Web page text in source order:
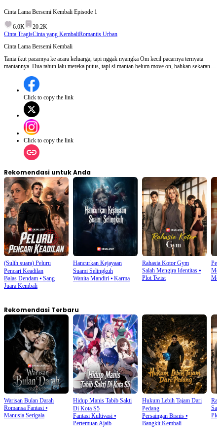
Cinta Lama Bersemi Kembali Episode 1
6.0K
20.2K
Cinta TragisCinta yang KembaliRomantis Urban
Cinta Lama Bersemi Kembali
Tania ikut pacarnya ke acara keluarga, tapi nggak nyangka Om kecil pacarnya ternyata
mantannya. Dua tahun lalu mereka putus, tapi si mantan belum move on, bahkan sekarang
malah nemu fakta kalau pacarnya selingkuh.
Click to copy the link
Click to copy the link
Rekomendasi untuk Anda
(Sulih suara) Peluru
Pencari Keadilan
Balas Dendam ⦁ Sang
Juara Kembali
Hancurkan Kejayaan
Suami Selingkuh
Wanita Mandiri⦁ Karma
Rahasia Kotor Gym
Salah Mengira Identitas⦁
Plot Twist
Rekomendasi Terbaru
Warisan Bulan Darah
Romansa Fantasi ⦁
Manusia Serigala
Hidup Manis Tabib Sakti
Di Kota S5
Fantasi Kultivasi⦁
Pertemuan Ajaib
Hukum Lebih Tajam Dari
Pedang
Persaingan Bisnis⦁
Bangkit Kembali